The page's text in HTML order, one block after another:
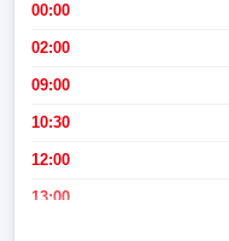
00:00
02:00
09:00
10:30
12:00
13:00